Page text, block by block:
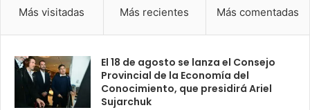
Más visitadas Más recientes Más comentadas
El 18 de agosto se lanza el Consejo
Provincial de la Economía del
Conocimiento, que presidirá Ariel
Sujarchuk